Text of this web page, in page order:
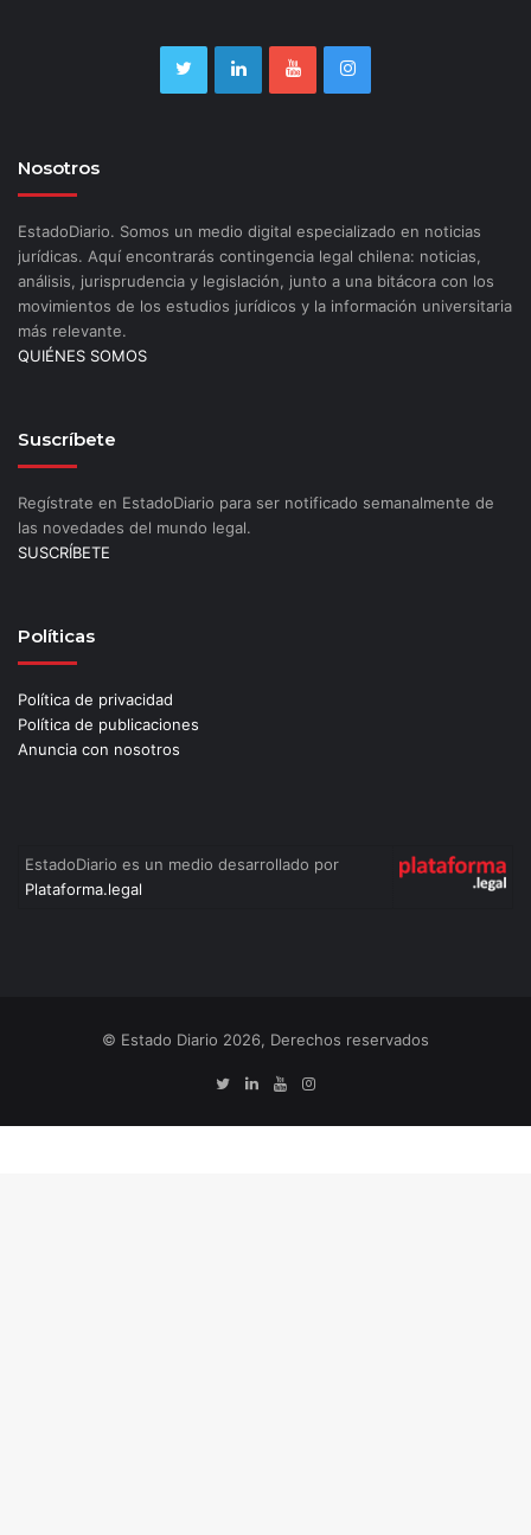
Nosotros
EstadoDiario. Somos un medio digital especializado en noticias
jurídicas. Aquí encontrarás contingencia legal chilena: noticias,
análisis, jurisprudencia y legislación, junto a una bitácora con los
movimientos de los estudios jurídicos y la información universitaria
más relevante.
QUIÉNES SOMOS
Suscríbete
Regístrate en EstadoDiario para ser notificado semanalmente de
las novedades del mundo legal.
SUSCRÍBETE
Políticas
Política de privacidad
Política de publicaciones
Anuncia con nosotros
EstadoDiario es un medio desarrollado por
Plataforma.legal
© Estado Diario 2026, Derechos reservados